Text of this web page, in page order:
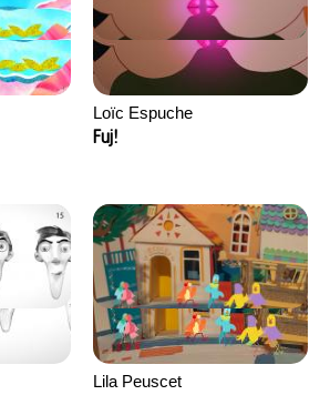
Loïc Espuche
Fuj!
Lila Peuscet